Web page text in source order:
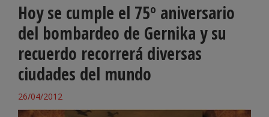
Hoy se cumple el 75º aniversario
del bombardeo de Gernika y su
recuerdo recorrerá diversas
ciudades del mundo
26/04/2012